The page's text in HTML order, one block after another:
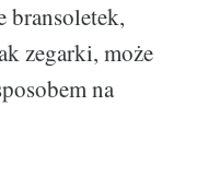
bransoletek,
zegarki, może
na